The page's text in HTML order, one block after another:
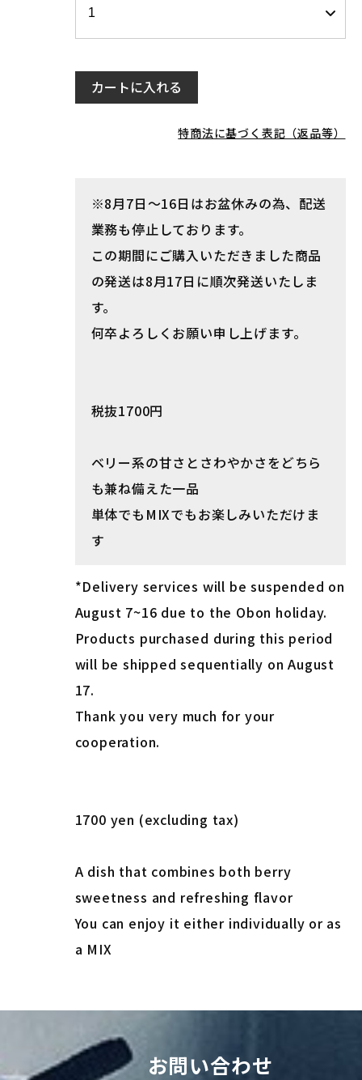
カートに入れる
特商法に基づく表記（返品等）
※8月7日～16日はお盆休みの為、配送
業務も停止しております。
この期間にご購入いただきました商品
の発送は8月17日に順次発送いたしま
す。
何卒よろしくお願い申し上げます。
税抜1700円
ベリー系の甘さとさわやかさをどちら
も兼ね備えた一品
単体でもMIXでもお楽しみいただけま
す
*Delivery services will be suspended on
August 7~16 due to the Obon holiday.
Products purchased during this period
will be shipped sequentially on August
17.
Thank you very much for your
cooperation.
1700 yen (excluding tax)
A dish that combines both berry
sweetness and refreshing flavor
You can enjoy it either individually or as
a MIX
お問い合わせ